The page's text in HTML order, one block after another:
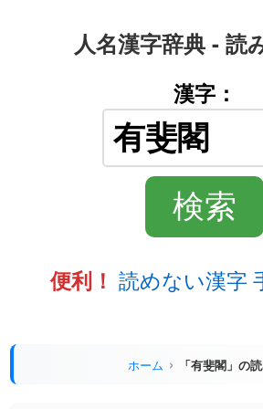
人名漢字辞典 - 読
漢字：
便利！ 読めない漢字
ホーム 「有斐閣」の